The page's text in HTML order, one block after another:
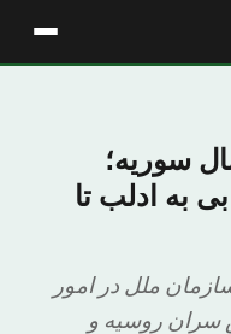
سوریه؛
به ادلب تا
ملل در امور
سران روسیه و